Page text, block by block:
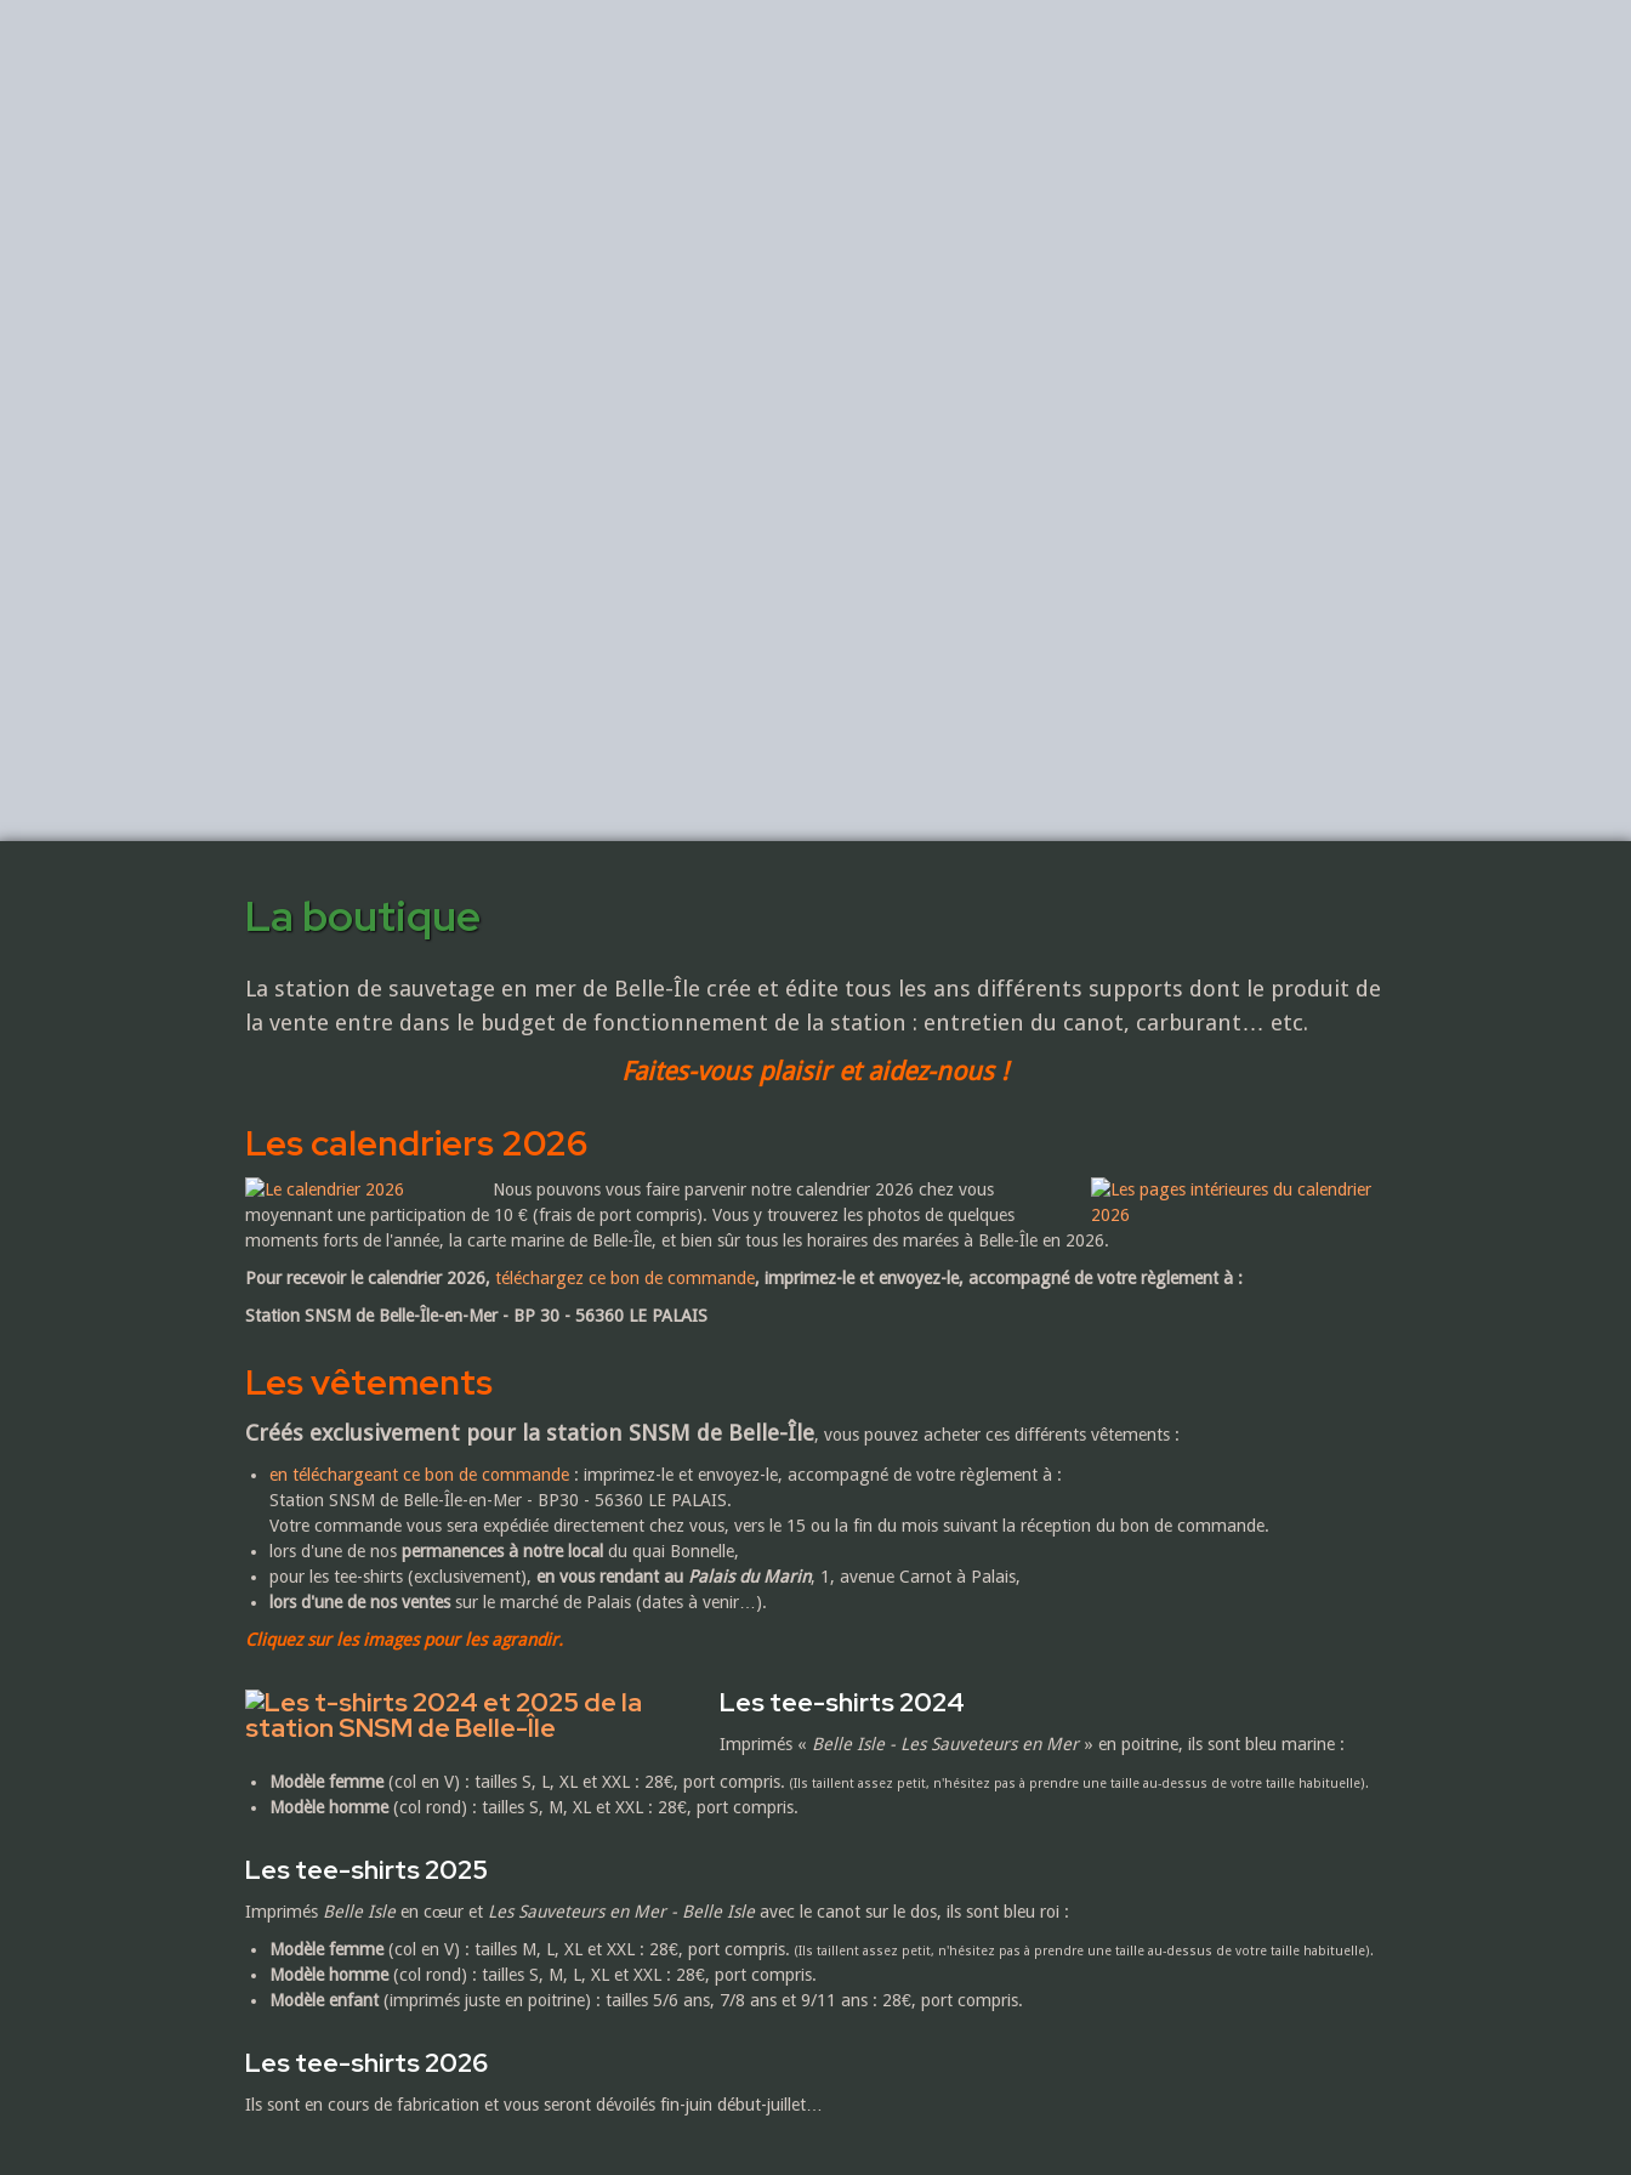
La boutique
La station de sauvetage en mer de Belle-Île crée et édite tous les ans différents supports dont le produit de
la vente entre dans le budget de fonctionnement de la station : entretien du canot, carburant… etc.
Faites-vous plaisir et aidez-nous !
Les calendriers 2026
Nous pouvons vous faire parvenir notre calendrier 2026 chez vous
moyennant une participation de 10 € (frais de port compris). Vous y trouverez les photos de quelques
moments forts de l'année, la carte marine de Belle-Île, et bien sûr tous les horaires des marées à Belle-Île en 2026.
Pour recevoir le calendrier 2026, téléchargez ce bon de commande, imprimez-le et envoyez-le, accompagné de votre règlement à :
Station SNSM de Belle-Île-en-Mer - BP 30 - 56360 LE PALAIS
Les vêtements
Créés exclusivement pour la station SNSM de Belle-Île, vous pouvez acheter ces différents vêtements :
en téléchargeant ce bon de commande: imprimez-le et envoyez-le, accompagné de votre règlement à :
Station SNSM de Belle-Île-en-Mer - BP30 - 56360 LE PALAIS.
Votre commande vous sera expédiée directement chez vous, vers le 15 ou la fin du mois suivant la réception du bon de commande.
lors d'une de nos permanences à notre local du quai Bonnelle,
pour les tee-shirts (exclusivement), en vous rendant au Palais du Marin, 1, avenue Carnot à Palais,
lors d'une de nos ventessur le marché de Palais (dates à venir…).
Cliquez sur les images pour les agrandir.
Les tee-shirts 2024
Imprimés « Belle Isle - Les Sauveteurs en Mer» en poitrine, ils sont bleu marine :
Modèle femme(col en V) : tailles S, L, XL et XXL : 28€, port compris. (Ils taillent assez petit, n'hésitez pas à prendre une taille au-dessus de votre taille habituelle).
Modèle homme(col rond) : tailles S, M, XL et XXL : 28€, port compris.
Les tee-shirts 2025
Imprimés Belle Isleen cœur etLes Sauveteurs en Mer - Belle Isleavec le canot sur le dos, ils sont bleu roi :
Modèle femme(col en V) : tailles M, L, XL et XXL : 28€, port compris. (Ils taillent assez petit, n'hésitez pas à prendre une taille au-dessus de votre taille habituelle).
Modèle homme(col rond) : tailles S, M, L, XL et XXL : 28€, port compris.
Modèle enfant(imprimés juste en poitrine) : tailles 5/6 ans, 7/8 ans et 9/11 ans : 28€, port compris.
Les tee-shirts 2026
Ils sont en cours de fabrication et vous seront dévoilés fin-juin début-juillet…